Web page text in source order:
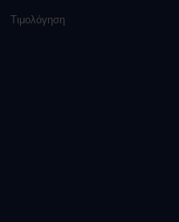
Τιμολόγηση